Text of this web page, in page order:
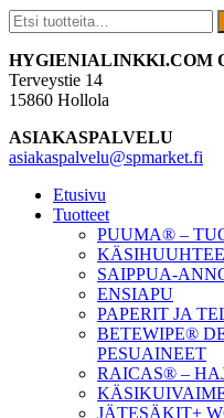
Etsi:
Footer
HYGIENIALINKKI.COM
Terveystie 14
15860 Hollola
ASIAKASPALVELU
asiakaspalvelu@spmarket.fi
Etusivu
Tuotteet
PUUMA® –
SAIPPUA-
ENSIAPU
PAPERIT JA
BETEWIPE®
PESUAINEET
RAICAS® –
JÄTESÄKIT+